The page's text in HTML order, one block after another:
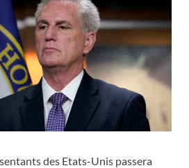
des Etats-Unis passera